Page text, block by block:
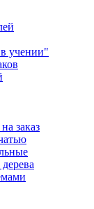
учении"
заказ